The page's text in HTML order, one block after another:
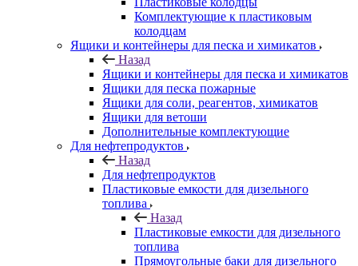
Комплектующие к пластиковым
колодцам
Ящики и контейнеры для песка и химикатов
Назад
Ящики и контейнеры для песка и химикатов
Ящики для песка пожарные
Ящики для соли, реагентов, химикатов
Ящики для ветоши
Дополнительные комплектующие
Для нефтепродуктов
Назад
Для нефтепродуктов
Пластиковые емкости для дизельного
топлива
Назад
Пластиковые емкости для дизельного
топлива
Прямоугольные баки для дизельного